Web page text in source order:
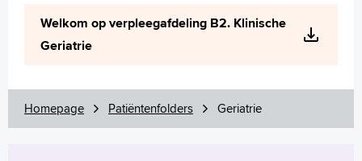
Türkçe
Arabisch
Welkom op verpleegafdeling B2. Klinische
Geriatrie
Homepage Patiëntenfolders Geriatrie